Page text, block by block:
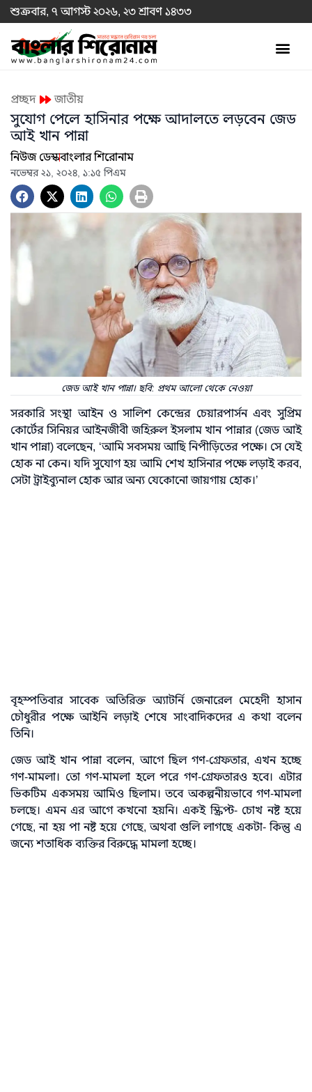
শুক্রবার, ৭ আগস্ট ২০২৬, ২৩ শ্রাবণ ১৪৩৩
প্রচ্ছদ জাতীয়
সুযোগ পেলে হাসিনার পক্ষে আদালতে লড়বেন জেড
আই খান পান্না
নিউজ ডেস্কবাংলার শিরোনাম
নভেম্বর ২১, ২০২৪, ১:১৫ পিএম
জেড আই খান পান্না। ছবি: প্রথম আলো থেকে নেওয়া
সরকারি সংস্থা আইন ও সালিশ কেন্দ্রের চেয়ারপার্সন এবং সুপ্রিম
কোর্টের সিনিয়র আইনজীবী জহিরুল ইসলাম খান পান্নার (জেড আই
খান পান্না) বলেছেন, ‘আমি সবসময় আছি নিপীড়িতের পক্ষে। সে যেই
হোক না কেন। যদি সুযোগ হয় আমি শেখ হাসিনার পক্ষে লড়াই করব,
সেটা ট্রাইব্যুনাল হোক আর অন্য যেকোনো জায়গায় হোক।’
বৃহস্পতিবার সাবেক অতিরিক্ত অ্যাটর্নি জেনারেল মেহেদী হাসান
চৌধুরীর পক্ষে আইনি লড়াই শেষে সাংবাদিকদের এ কথা বলেন
তিনি।
জেড আই খান পান্না বলেন, আগে ছিল গণ-গ্রেফতার, এখন হচ্ছে
গণ-মামলা। তো গণ-মামলা হলে পরে গণ-গ্রেফতারও হবে। এটার
ভিকটিম একসময় আমিও ছিলাম। তবে অকল্পনীয়ভাবে গণ-মামলা
চলছে। এমন এর আগে কখনো হয়নি। একই স্ক্রিপ্ট- চোখ নষ্ট হয়ে
গেছে, না হয় পা নষ্ট হয়ে গেছে, অথবা গুলি লাগছে একটা- কিন্তু এ
জন্যে শতাধিক ব্যক্তির বিরুদ্ধে মামলা হচ্ছে।